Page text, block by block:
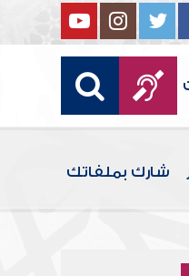
شارك بملفاتك